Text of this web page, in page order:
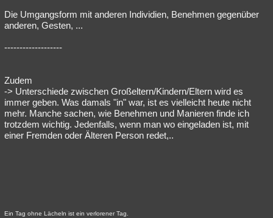
Die Umgangsform mit anderen Individien, Benehmen gegenüber
anderen, Gesten, ...
-------------------
Zudem
-> Unterschiede zwischen Großeltern/Kindern/Eltern wird es
immer geben. Was damals "in" war, ist es vielleicht heute nicht
mehr. Manche sachen, wie Benehmen und Manieren finde ich
trotzdem wichtig. Jedenfalls, wenn man wo eingeladen ist, mit
einer Fremden oder Älteren Person redet,..
Ein Tag ohne Lächeln ist ein verlorener Tag.